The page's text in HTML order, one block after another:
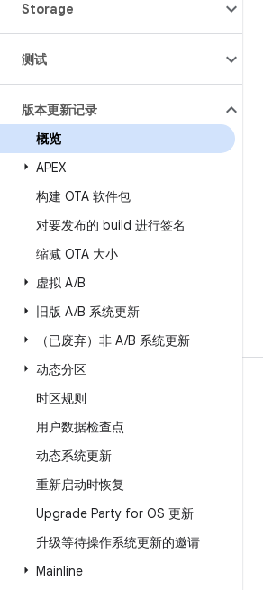
Storage
测试
版本更新记录
概览
APEX
构建 OTA 软件包
对要发布的 build 进行签名
缩减 OTA 大小
虚拟 A/B
旧版 A/B 系统更新
（已废弃）非 A/B 系统更新
动态分区
时区规则
用户数据检查点
动态系统更新
重新启动时恢复
Upgrade Party for OS 更新
升级等待操作系统更新的邀请
Mainline
构建
Android 代码库
要求
下载
预览二进制文件
出厂映像
驱动程序二进制文件